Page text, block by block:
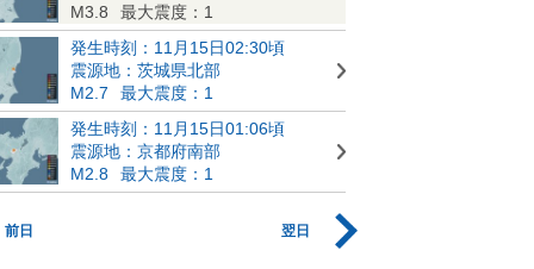
M3.8
最大震度：1
発生時刻：11月15日02:30頃
震源地：茨城県北部
M2.7
最大震度：1
発生時刻：11月15日01:06頃
震源地：京都府南部
M2.8
最大震度：1
前日 翌日